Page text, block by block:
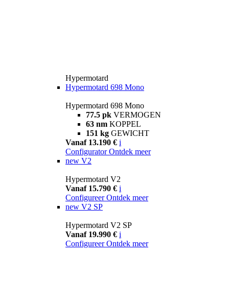
Hypermotard
Hypermotard 698 Mono
Hypermotard 698 Mono
77.5 pk VERMOGEN
63 nm KOPPEL
151 kg GEWICHT
Vanaf 13.190 € i
Configurator Ontdek meer
new V2
Hypermotard V2
Vanaf 15.790 € i
Configureer Ontdek meer
new V2 SP
Hypermotard V2 SP
Vanaf 19.990 € i
Configureer Ontdek meer